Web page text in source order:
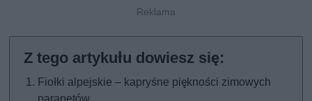
Fiołki alpejskie – kapryśne piękności zimowych